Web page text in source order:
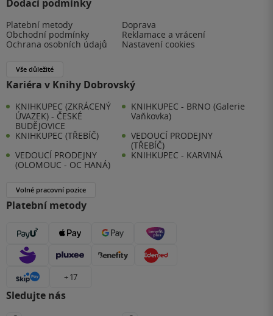
Dodací podmínky
Platební metody
Doprava
Obchodní podmínky
Reklamace a vrácení
Ochrana osobních údajů
Nastavení cookies
Vše důležité
Kariéra v Knihy Dobrovský
KNIHKUPEC (ZKRÁCENÝ
ÚVAZEK) - ČESKÉ
BUDĚJOVICE
KNIHKUPEC - BRNO (Galerie
Vaňkovka)
KNIHKUPEC (TŘEBÍČ)
VEDOUCÍ PRODEJNY
(TŘEBÍČ)
VEDOUCÍ PRODEJNY
(OLOMOUC - OC HANÁ)
KNIHKUPEC - KARVINÁ
Volné pracovní pozice
Platební metody
+ 17
Sledujte nás